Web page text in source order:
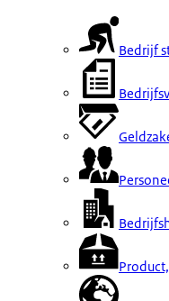
Bedrijf